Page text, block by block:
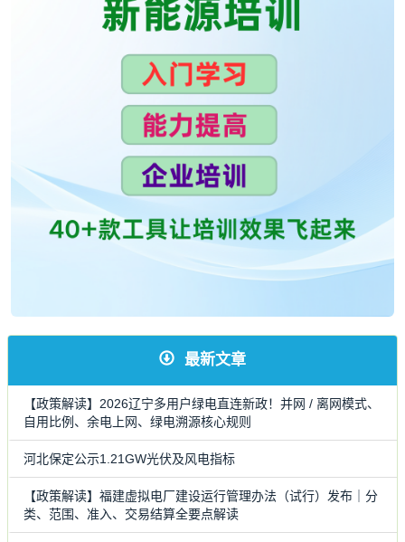
最新文章
【政策解读】2026辽宁多用户绿电直连新政！并网 / 离网模式、
自用比例、余电上网、绿电溯源核心规则
河北保定公示1.21GW光伏及风电指标
【政策解读】福建虚拟电厂建设运行管理办法（试行）发布｜分
类、范围、准入、交易结算全要点解读